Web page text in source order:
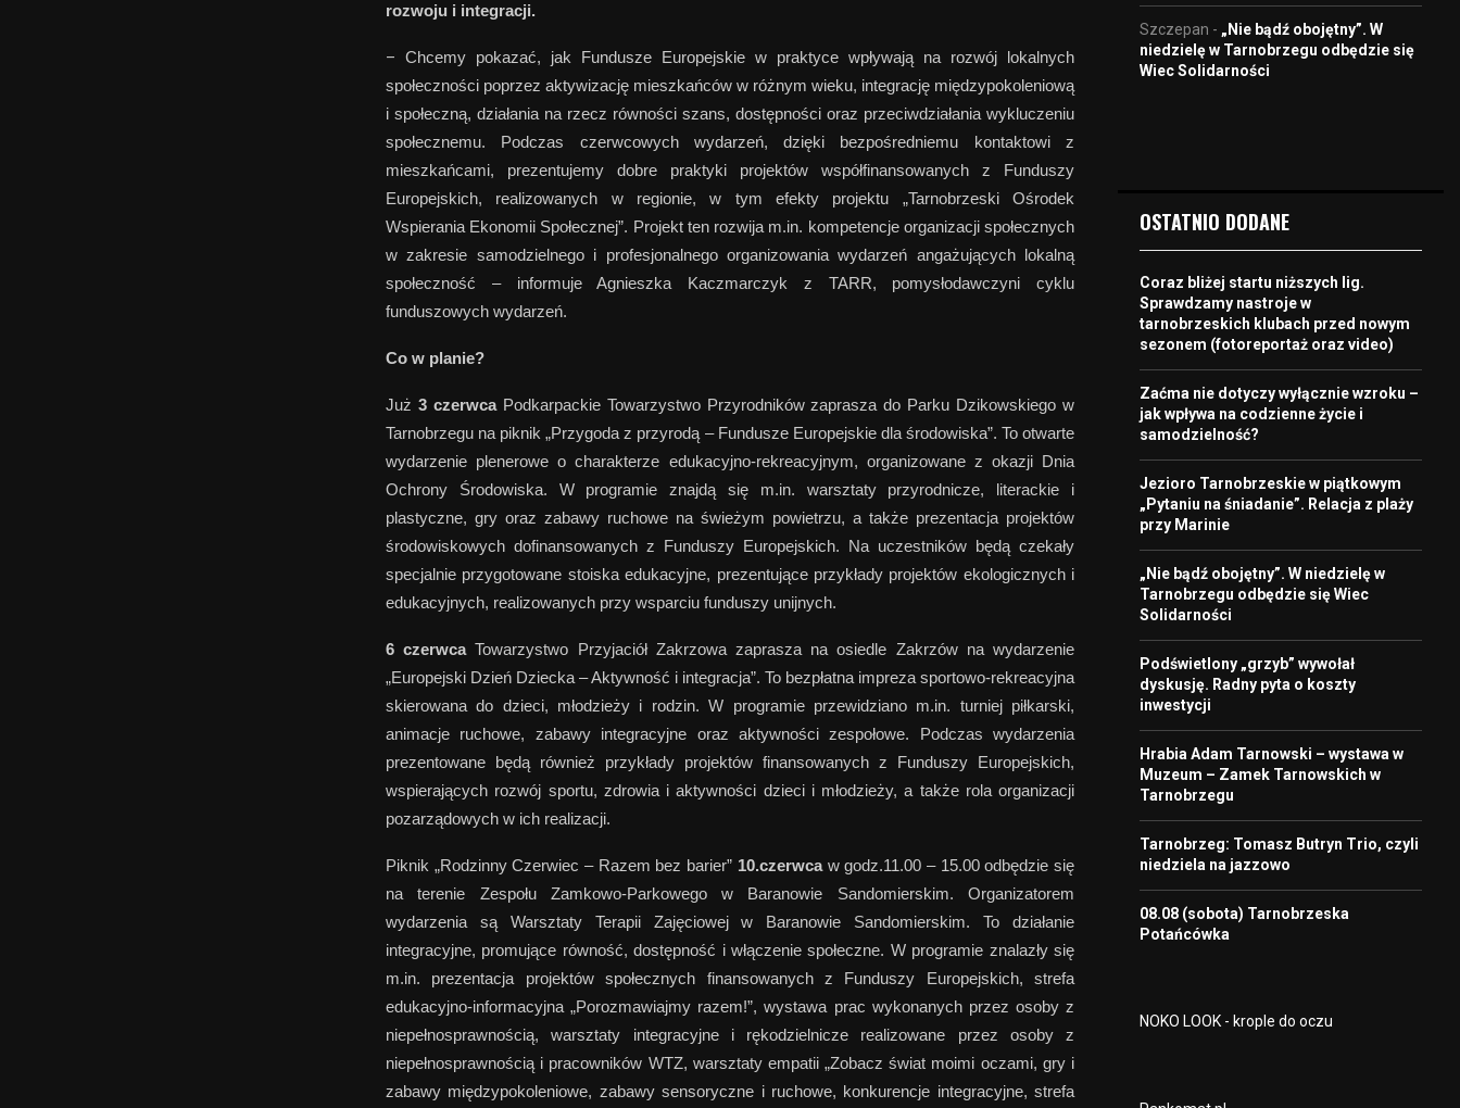
rozwoju i integracji.
– Chcemy pokazać, jak Fundusze Europejskie w praktyce wpływają na rozwój lokalnych
społeczności poprzez aktywizację mieszkańców w różnym wieku, integrację międzypokoleniową
i społeczną, działania na rzecz równości szans, dostępności oraz przeciwdziałania wykluczeniu
społecznemu. Podczas czerwcowych wydarzeń, dzięki bezpośredniemu kontaktowi z
mieszkańcami, prezentujemy dobre praktyki projektów współfinansowanych z Funduszy
Europejskich, realizowanych w regionie, w tym efekty projektu „Tarnobrzeski Ośrodek
Wspierania Ekonomii Społecznej”. Projekt ten rozwija m.in. kompetencje organizacji społecznych
w zakresie samodzielnego i profesjonalnego organizowania wydarzeń angażujących lokalną
społeczność – informuje Agnieszka Kaczmarczyk z TARR, pomysłodawczyni cyklu
funduszowych wydarzeń.
Co w planie?
Już 3 czerwcaPodkarpackie Towarzystwo Przyrodników zaprasza do Parku Dzikowskiego w
Tarnobrzegu na piknik „Przygoda z przyrodą – Fundusze Europejskie dla środowiska”. To otwarte
wydarzenie plenerowe o charakterze edukacyjno-rekreacyjnym, organizowane z okazji Dnia
Ochrony Środowiska. W programie znajdą się m.in. warsztaty przyrodnicze, literackie i
plastyczne, gry oraz zabawy ruchowe na świeżym powietrzu, a także prezentacja projektów
środowiskowych dofinansowanych z Funduszy Europejskich. Na uczestników będą czekały
specjalnie przygotowane stoiska edukacyjne, prezentujące przykłady projektów ekologicznych i
edukacyjnych, realizowanych przy wsparciu funduszy unijnych.
6 czerwcaTowarzystwo Przyjaciół Zakrzowa zaprasza na osiedle Zakrzów na wydarzenie
„Europejski Dzień Dziecka – Aktywność i integracja”. To bezpłatna impreza sportowo-rekreacyjna
skierowana do dzieci, młodzieży i rodzin. W programie przewidziano m.in. turniej piłkarski,
animacje ruchowe, zabawy integracyjne oraz aktywności zespołowe. Podczas wydarzenia
prezentowane będą również przykłady projektów finansowanych z Funduszy Europejskich,
wspierających rozwój sportu, zdrowia i aktywności dzieci i młodzieży, a także rola organizacji
pozarządowych w ich realizacji.
Piknik „Rodzinny Czerwiec – Razem bez barier” 10.czerwcaw godz.11.00 – 15.00 odbędzie się
na terenie Zespołu Zamkowo-Parkowego w Baranowie Sandomierskim. Organizatorem
wydarzenia są Warsztaty Terapii Zajęciowej w Baranowie Sandomierskim. To działanie
integracyjne, promujące równość, dostępność i włączenie społeczne. W programie znalazły się
m.in. prezentacja projektów społecznych finansowanych z Funduszy Europejskich, strefa
edukacyjno-informacyjna „Porozmawiajmy razem!”, wystawa prac wykonanych przez osoby z
niepełnosprawnością, warsztaty integracyjne i rękodzielnicze realizowane przez osoby z
niepełnosprawnością i pracowników WTZ, warsztaty empatii „Zobacz świat moimi oczami, gry i
zabawy międzypokoleniowe, zabawy sensoryczne i ruchowe, konkurencje integracyjne, strefa
Szczepan - „Nie bądź obojętny”. W
niedzielę w Tarnobrzegu odbędzie się
Wiec Solidarności
OSTATNIO DODANE
Coraz bliżej startu niższych lig.
Sprawdzamy nastroje w
tarnobrzeskich klubach przed nowym
sezonem (fotoreportaż oraz video)
Zaćma nie dotyczy wyłącznie wzroku –
jak wpływa na codzienne życie i
samodzielność?
Jezioro Tarnobrzeskie w piątkowym
„Pytaniu na śniadanie”. Relacja z plaży
przy Marinie
„Nie bądź obojętny”. W niedzielę w
Tarnobrzegu odbędzie się Wiec
Solidarności
Podświetlony „grzyb” wywołał
dyskusję. Radny pyta o koszty
inwestycji
Hrabia Adam Tarnowski – wystawa w
Muzeum – Zamek Tarnowskich w
Tarnobrzegu
Tarnobrzeg: Tomasz Butryn Trio, czyli
niedziela na jazzowo
08.08 (sobota) Tarnobrzeska
Potańcówka
NOKO LOOK - krople do oczu